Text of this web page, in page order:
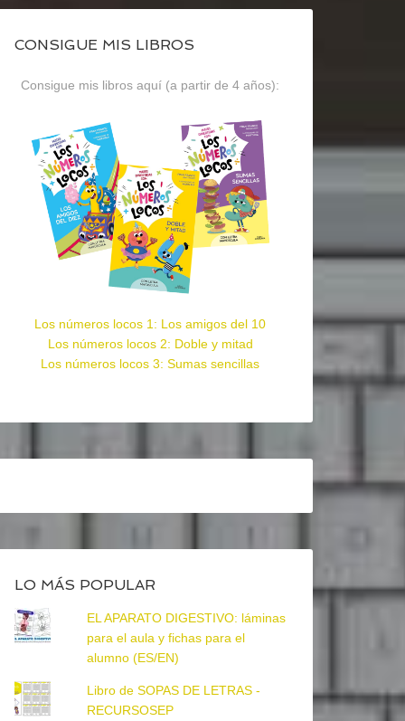
CONSIGUE MIS LIBROS
Consigue mis libros aquí (a partir de 4 años):
Los números locos 1: Los amigos del 10
Los números locos 2: Doble y mitad
Los números locos 3: Sumas sencillas
LO MÁS POPULAR
EL APARATO DIGESTIVO: láminas
para el aula y fichas para el
alumno (ES/EN)
Libro de SOPAS DE LETRAS -
RECURSOSEP